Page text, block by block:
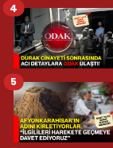
4
5